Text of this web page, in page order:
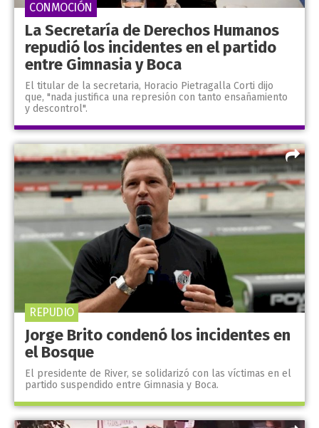
La Secretaría de Derechos Humanos
repudió los incidentes en el partido
entre Gimnasia y Boca
El titular de la secretaria, Horacio Pietragalla Corti dijo
que, "nada justifica una represión con tanto ensañamiento
y descontrol".
CONMOCIÓN
Jorge Brito condenó los incidentes en
el Bosque
El presidente de River, se solidarizó con las víctimas en el
partido suspendido entre Gimnasia y Boca.
REPUDIO